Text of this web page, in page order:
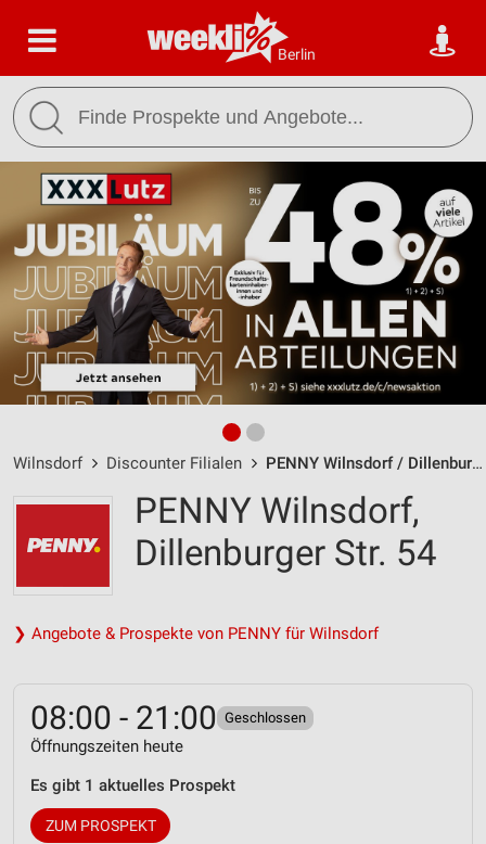
Berlin
Wilnsdorf Discounter Filialen PENNY Wilnsdorf / Dillenburger Str. 54 - Öffnungszeiten & Adresse
PENNY Wilnsdorf,
Dillenburger Str. 54
❯ Angebote & Prospekte von PENNY für Wilnsdorf
08:00 - 21:00 Geschlossen
Öffnungszeiten heute
Es gibt 1 aktuelles Prospekt
ZUM PROSPEKT